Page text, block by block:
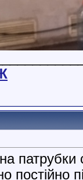
патрубки
постійно